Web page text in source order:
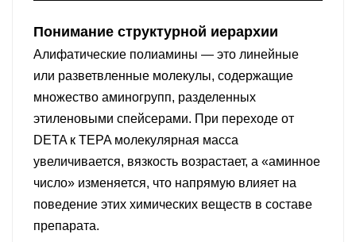
Понимание структурной иерархии
Алифатические полиамины — это линейные
или разветвленные молекулы, содержащие
множество аминогрупп, разделенных
этиленовыми спейсерами. При переходе от
DETA к TEPA молекулярная масса
увеличивается, вязкость возрастает, а «аминное
число» изменяется, что напрямую влияет на
поведение этих химических веществ в составе
препарата.